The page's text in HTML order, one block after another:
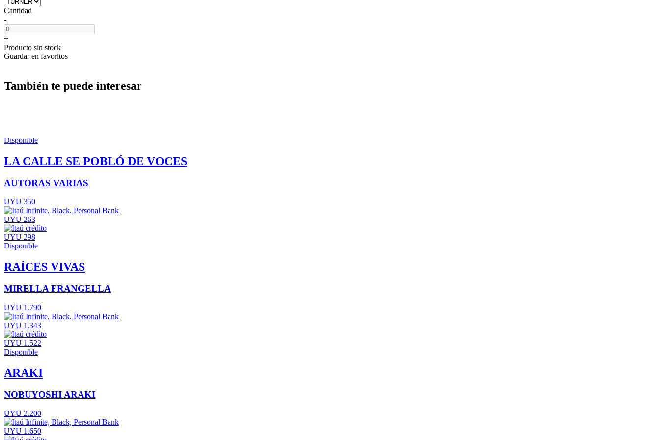
Cantidad
-
+
Producto sin stock
Guardar en favoritos
También te puede interesar
Disponible
LA CALLE SE POBLÓ DE VOCES
AUTORAS VARIAS
UYU 350
UYU 263
UYU 298
Disponible
RAÍCES VIVAS
MIRELLA FRANGELLA
UYU 1.790
UYU 1.343
UYU 1.522
Disponible
ARAKI
NOBUYOSHI ARAKI
UYU 2.200
UYU 1.650